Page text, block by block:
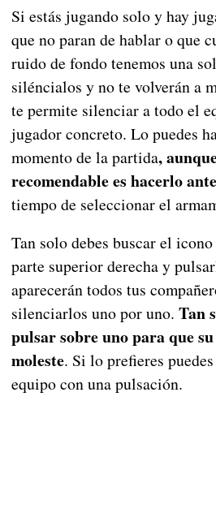
Si estás jugando solo y hay
que no paran de hablar o que
ruido de fondo tenemos una
siléncialos y no te volverán a
te permite silenciar a todo el
jugador concreto. Lo puedes
momento de la partida,
recomendable es hacerlo
tiempo de seleccionar el
Tan solo debes buscar el
parte superior derecha y
aparecerán todos tus
silenciarlos uno por uno. Tan
pulsar sobre uno para que
moleste. Si lo prefieres
equipo con una pulsación.